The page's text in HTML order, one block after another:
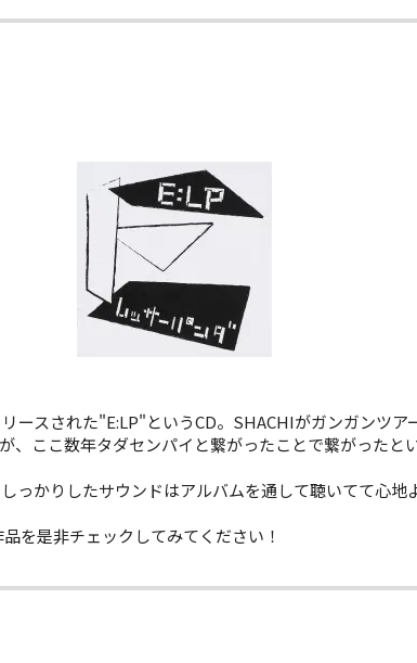
ースされた"E:LP"というCD。SHACHIがガンガンツ
ここ数年タダセンパイと繋がったことで繋がったと
っかりしたサウンドはアルバムを通して聴いてて心地
を是非チェックしてみてください！